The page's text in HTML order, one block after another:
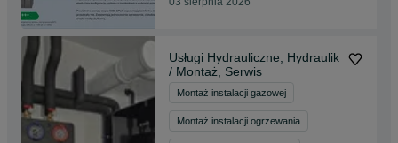
Usługi Hydrauliczne, Hydraulik
/ Montaż, Serwis
Montaż instalacji gazowej
Montaż instalacji ogrzewania